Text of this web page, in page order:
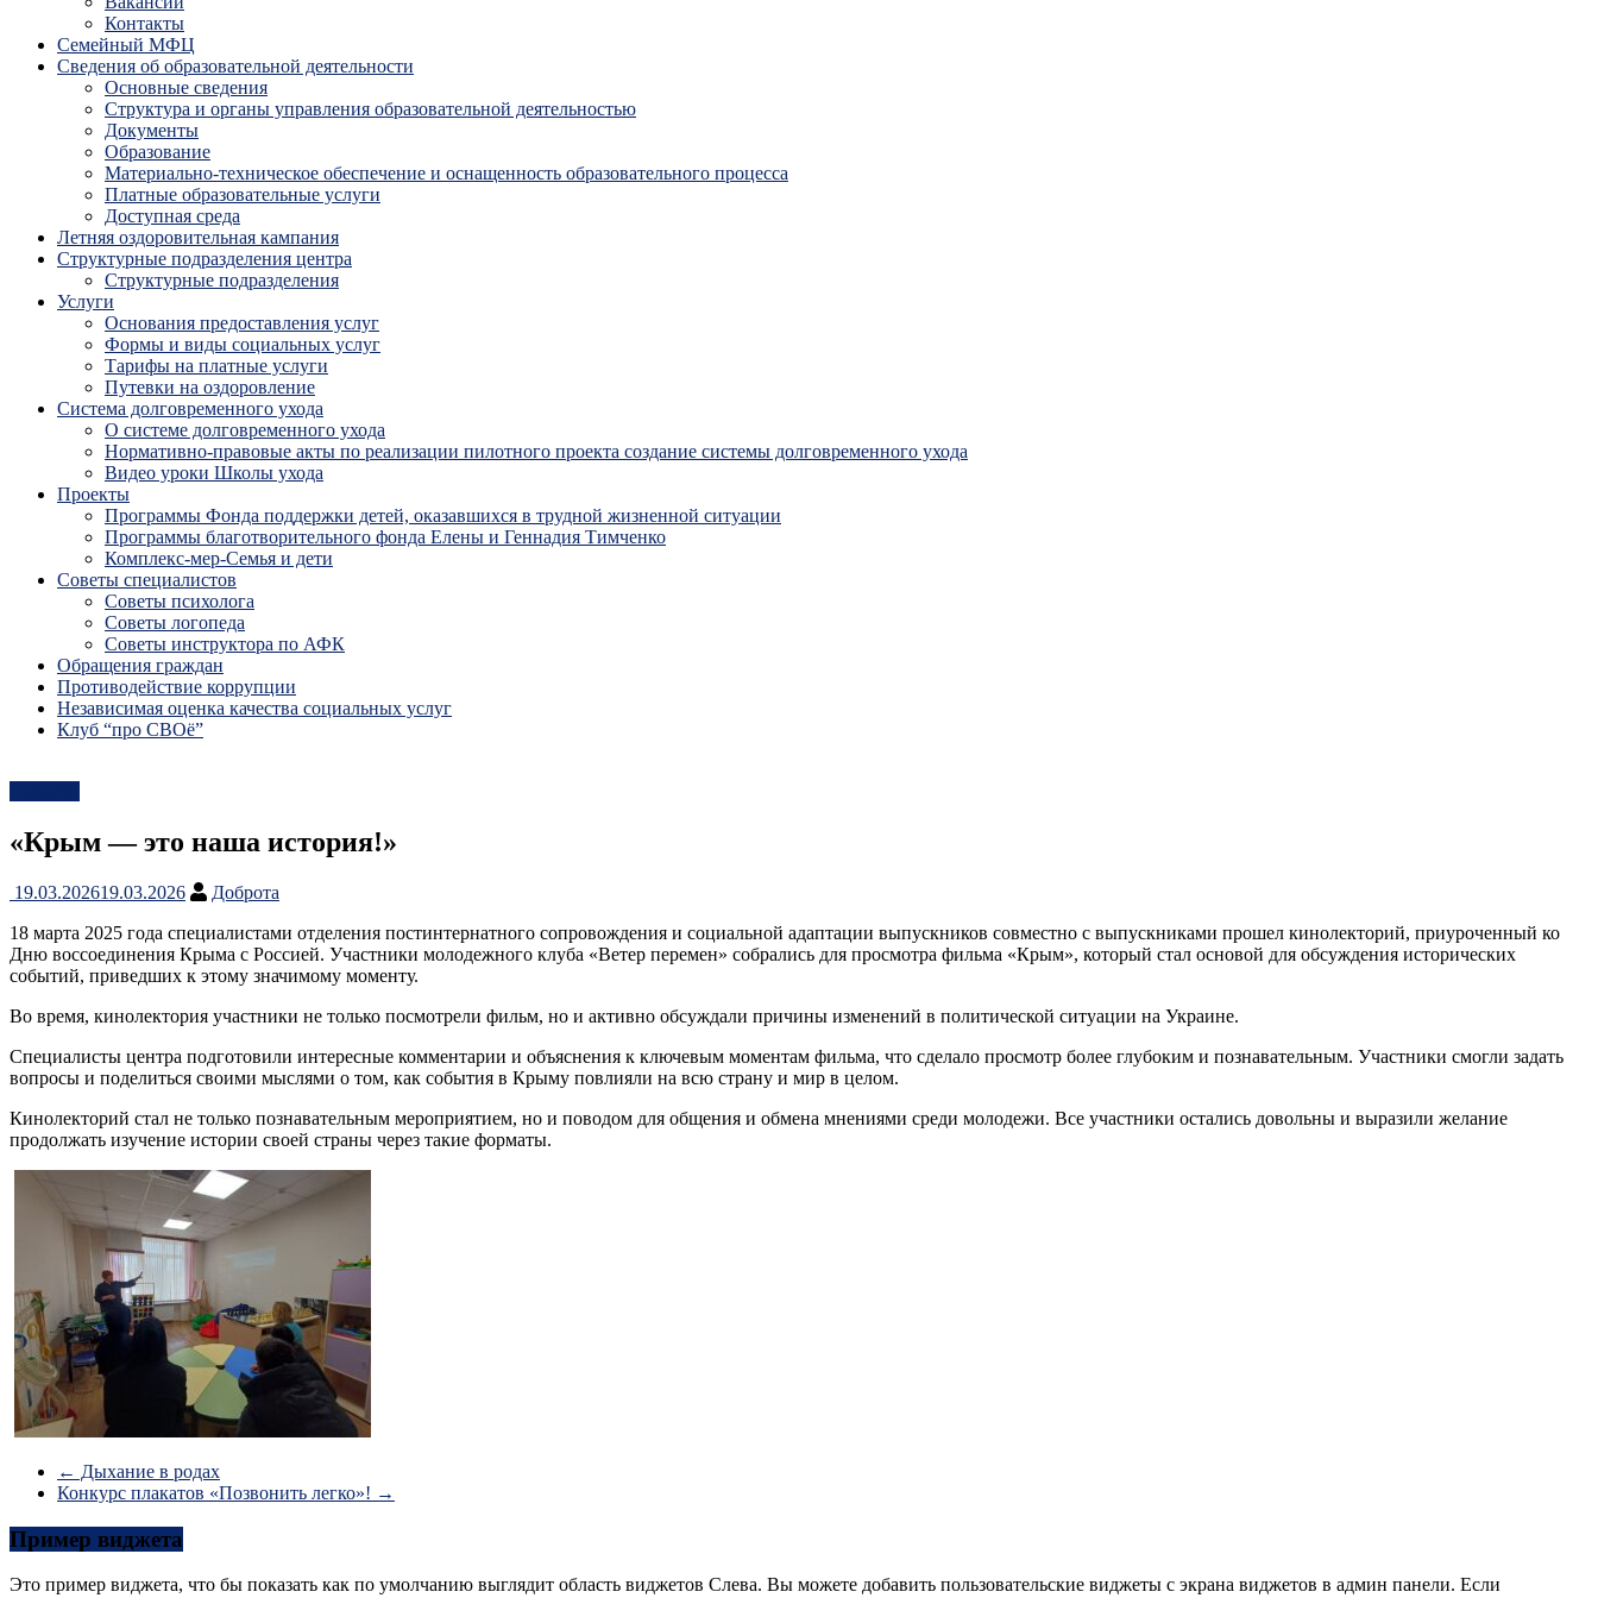
Контакты
Семейный МФЦ
Сведения об образовательной деятельности
Основные сведения
Структура и органы управления образовательной деятельностью
Документы
Образование
Материально-техническое обеспечение и оснащенность образовательного процесса
Платные образовательные услуги
Доступная среда
Летняя оздоровительная кампания
Структурные подразделения центра
Структурные подразделения
Услуги
Основания предоставления услуг
Формы и виды социальных услуг
Тарифы на платные услуги
Путевки на оздоровление
Система долговременного ухода
О системе долговременного ухода
Нормативно-правовые акты по реализации пилотного проекта создание системы долговременного ухода
Видео уроки Школы ухода
Проекты
Программы Фонда поддержки детей, оказавшихся в трудной жизненной ситуации
Программы благотворительного фонда Елены и Геннадия Тимченко
Комплекс-мер-Семья и дети
Советы специалистов
Советы психолога
Советы логопеда
Советы инструктора по АФК
Обращения граждан
Противодействие коррупции
Независимая оценка качества социальных услуг
Клуб “про СВОё”
«Крым — это наша история!»
19.03.202619.03.2026
Доброта
18 марта 2025 года специалистами отделения постинтернатного сопровождения и социальной адаптации выпускников совместно с выпускниками прошел кинолекторий, приуроченный ко
Дню воссоединения Крыма с Россией. Участники молодежного клуба «Ветер перемен» собрались для просмотра фильма «Крым», который стал основой для обсуждения исторических
событий, приведших к этому значимому моменту.
Во время, кинолектория участники не только посмотрели фильм, но и активно обсуждали причины изменений в политической ситуации на Украине.
Специалисты центра подготовили интересные комментарии и объяснения к ключевым моментам фильма, что сделало просмотр более глубоким и познавательным. Участники смогли задать
вопросы и поделиться своими мыслями о том, как события в Крыму повлияли на всю страну и мир в целом.
Кинолекторий стал не только познавательным мероприятием, но и поводом для общения и обмена мнениями среди молодежи. Все участники остались довольны и выразили желание
продолжать изучение истории своей страны через такие форматы.
← Дыхание в родах
Конкурс плакатов «Позвонить легко»! →
Пример виджета
Это пример виджета, что бы показать как по умолчанию выглядит область виджетов Слева. Вы можете добавить пользовательские виджеты с экрана виджетов в админ панели. Если